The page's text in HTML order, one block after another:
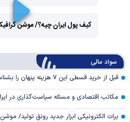
کیف پول ایران چیه؟/ موشن
سواد مالی
قبل از خرید قسطی این ۷ هزینه پنهان را بشناسید
مکاتب اقتصادی و مسئله سیاست‌گذاری در
برات الکترونیکی ابزار جدید رونق تولید/